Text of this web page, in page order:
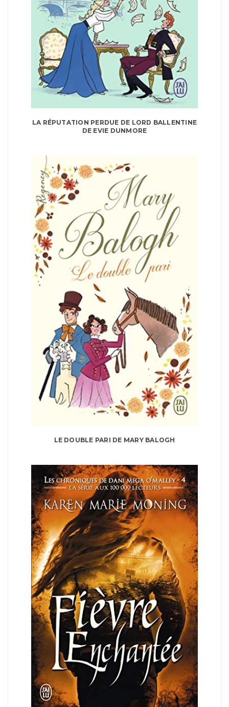
LA RÉPUTATION PERDUE DE LORD BALLENTINE
DE EVIE DUNMORE
LE DOUBLE PARI DE MARY BALOGH